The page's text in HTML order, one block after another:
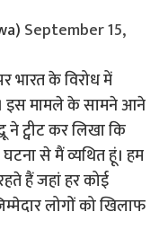
September 15,
भारत के विरोध में
इस मामले के सामने आने
ने ट्वीट कर लिखा कि
घटना से मैं व्यथित हूं। हम
हैं जहां हर कोई
लोगों को खिलाफ